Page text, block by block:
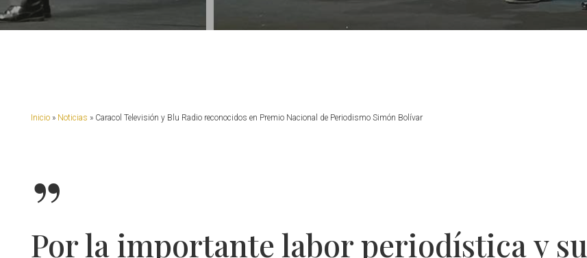
Inicio » Noticias » Caracol Televisión y Blu Radio reconocidos en Premio Nacional de Periodismo Simón Bolívar
”
Por la importante labor periodística y su